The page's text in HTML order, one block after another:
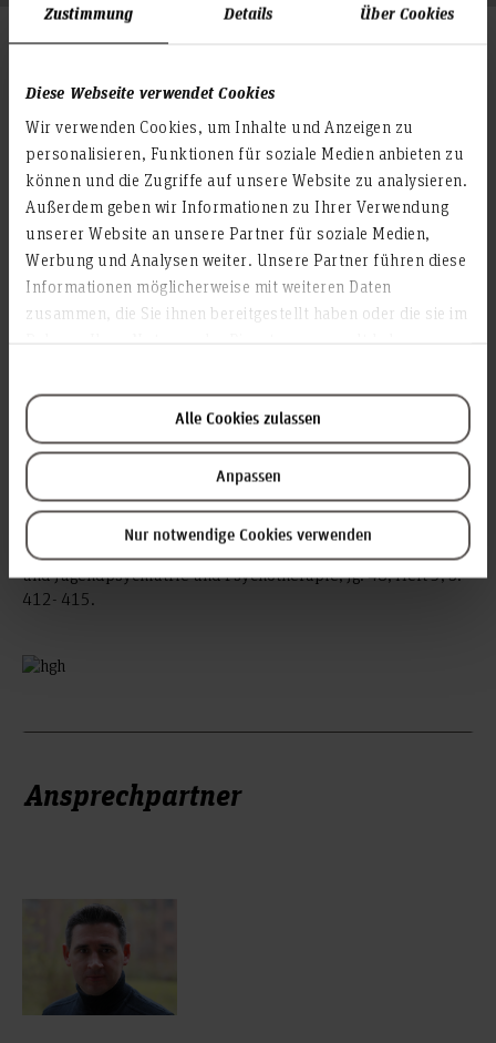
Zustimmung Details Über Cookies
Diese Webseite verwendet Cookies
Wir verwenden Cookies, um Inhalte und Anzeigen zu
personalisieren, Funktionen für soziale Medien anbieten zu
können und die Zugriffe auf unsere Website zu analysieren.
Außerdem geben wir Informationen zu Ihrer Verwendung
unserer Website an unsere Partner für soziale Medien,
Werbung und Analysen weiter. Unsere Partner führen diese
Informationen möglicherweise mit weiteren Daten
zusammen, die Sie ihnen bereitgestellt haben oder die sie im
Alle Cookies zulassen
Anpassen
Nur notwendige Cookies verwenden
Kurzübersicht
Laufzeit: 01.10.2021 - 30.09.2024
Projektleitung: Prof. Dr. Martin Wazlawik
Projektmitarbeit: Lena Knaebe, M.A. und Felicia Grieser,
M.A.
Drittmittelgeber: BMBF-Bundesministerium für Bildung
und Forschung
Verbundpartner: Universität Hildesheim (Projektleitung:
Prof. Dr. Wolfgang Schröer), Westfälische Wilhelms-
Universität Münster (Projektleitung: Prof. Dr. Karin
Böllert)
Balloff R. (2018): Der Fall in Staufen (LG Freiburg: Az. 6 KLs
160 Js 30350/17): Strafrechtlich relevante Garantenstellung
und Garantenpflicht nur des Jugendamtes? In:
Rechtspsychologie, Jg.4, Heft 4, S. 443- 455.
Fegert, Jörg M.; Schepker, Renate (2020): Kinderschutz 2020
– aktuell und bedeutsamer denn je. In: Zeitschrift für Kinder-
und Jugendpsychiatrie und Psychotherapie, Jg. 48, Heft 5, S.
412- 415.
Ansprechpartner